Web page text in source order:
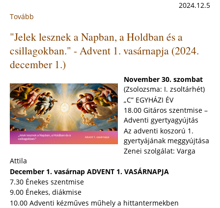
2024.12.5
Tovább
fel
Isten
igazságának
köntösét!"
Advent
2.
vasárnapja
(2024.
december
8.)
"Jelek lesznek a Napban, a Holdban és a
csillagokban." - Advent 1. vasárnapja (2024.
december 1.)
November 30. szombat
(Zsolozsma: I. zsoltárhét)
„C” EGYHÁZI ÉV
18.00 Gitáros szentmise –
Adventi gyertyagyújtás
Az adventi koszorú 1.
gyertyájának meggyújtása
Zenei szolgálat: Varga
Attila
December 1. vasárnap ADVENT 1. VASÁRNAPJA
7.30 Énekes szentmise
9.00 Énekes, diákmise
10.00 Adventi kézműves műhely a hittantermekben